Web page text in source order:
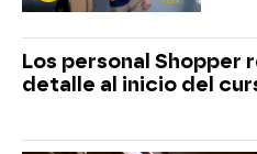
Los personal Shopper
detalle al inicio del